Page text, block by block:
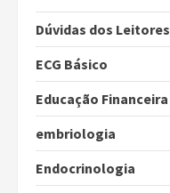
Dúvidas dos Leitores
ECG Básico
Educação Financeira
embriologia
Endocrinologia